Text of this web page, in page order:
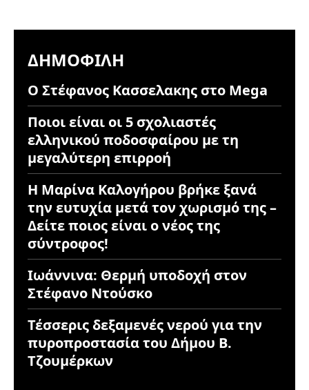
ΔΗΜΟΦΙΛΉ
Ο Στέφανος Κασσελακης στο Mega
Ποιοι είναι οι 5 σχολιαστές
ελληνικού ποδοσφαίρου με τη
μεγαλύτερη επιρροή
Η Μαρίνα Καλογήρου βρήκε ξανά
την ευτυχία μετά τον χωρισμό της –
Δείτε ποιος είναι ο νέος της
σύντροφος!
Ιωάννινα: Θερμή υποδοχή στον
Στέφανο Ντούσκο
Τέσσερις δεξαμενές νερού για την
πυροπροστασία του Δήμου Β.
Τζουμέρκων